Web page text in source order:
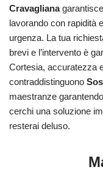
Cravagliana
lavorando con rapidità
urgenza. La tua
brevi e l’intervento è
Cortesia, accuratezza
contraddistinguono
maestranze
cerchi una soluzione
resterai deluso.